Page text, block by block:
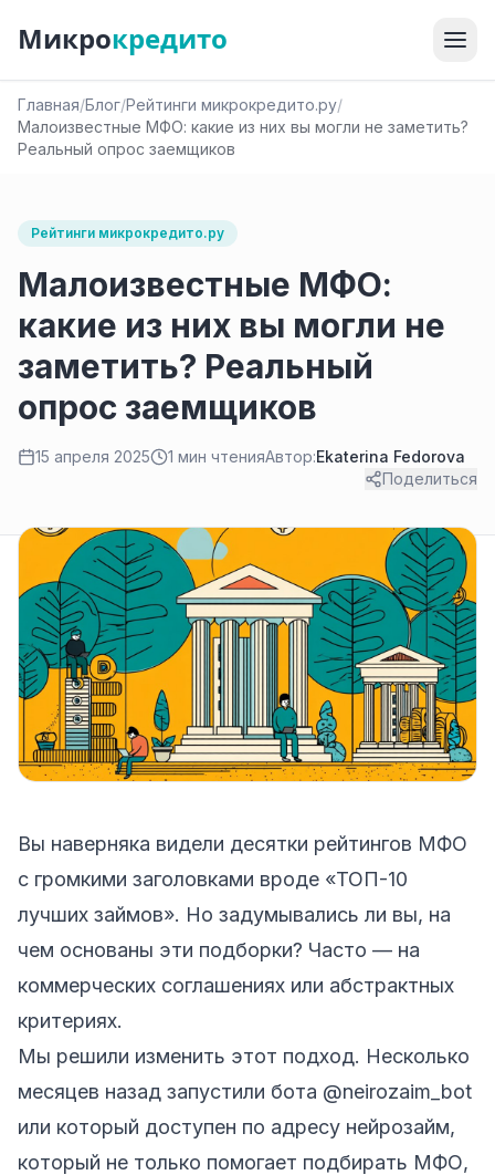
Микрокредито
Главная/Блог/Рейтинги микрокредито.ру/
Малоизвестные МФО: какие из них вы могли не заметить?
Реальный опрос заемщиков
Рейтинги микрокредито.ру
Малоизвестные МФО:
какие из них вы могли не
заметить? Реальный
опрос заемщиков
15 апреля 2025 1 мин чтенияАвтор:Ekaterina Fedorova
Поделиться
Вы наверняка видели десятки рейтингов МФО
с громкими заголовками вроде «ТОП-10
лучших займов». Но задумывались ли вы, на
чем основаны эти подборки? Часто — на
коммерческих соглашениях или абстрактных
критериях.
Мы решили изменить этот подход. Несколько
месяцев назад запустили бота @neirozaim_bot
или который доступен по адресу нейрозайм,
который не только помогает подбирать МФО,